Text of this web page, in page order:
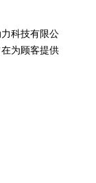
科技有限公
为顾客提供